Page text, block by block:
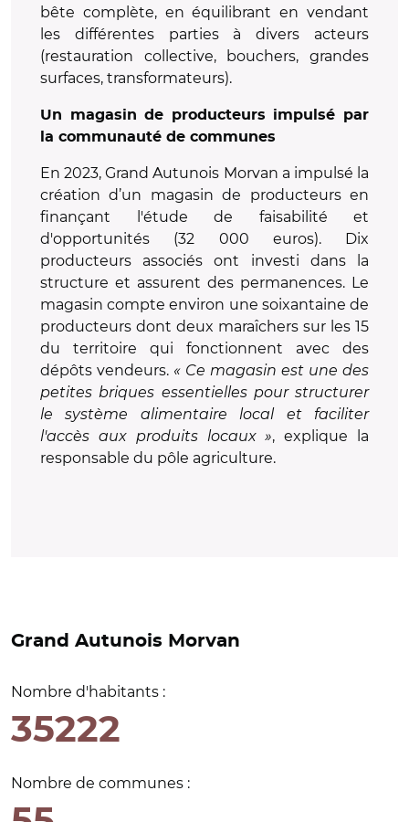
bête complète, en équilibrant en vendant
les différentes parties à divers acteurs
(restauration collective, bouchers, grandes
surfaces, transformateurs).
Un magasin de producteurs impulsé par
la communauté de communes
En 2023, Grand Autunois Morvan a impulsé la
création d’un magasin de producteurs en
finançant l'étude de faisabilité et
d'opportunités (32 000 euros). Dix
producteurs associés ont investi dans la
structure et assurent des permanences. Le
magasin compte environ une soixantaine de
producteurs dont deux maraîchers sur les 15
du territoire qui fonctionnent avec des
dépôts vendeurs. « Ce magasin est une des
petites briques essentielles pour structurer
le système alimentaire local et faciliter
l'accès aux produits locaux », explique la
responsable du pôle agriculture.
Grand Autunois Morvan
Nombre d'habitants :
35222
Nombre de communes :